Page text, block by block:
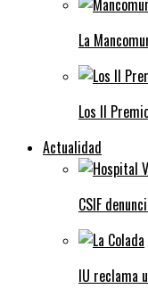
La
Los II
Actualidad
CSIF
IU reclama